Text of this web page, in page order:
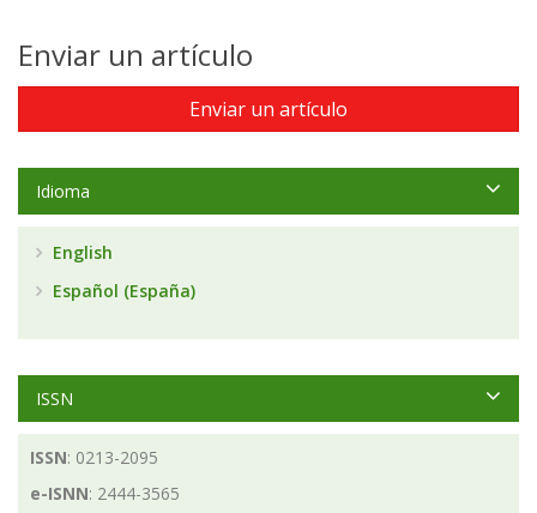
Enviar un artículo
Enviar un artículo
Idioma
English
Español (España)
ISSN
ISSN: 0213-2095
e-ISNN: 2444-3565